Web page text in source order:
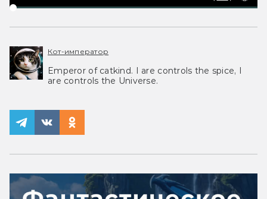
Кот-император
Emperor of catkind. I are controls the spice, I
are controls the Universe.